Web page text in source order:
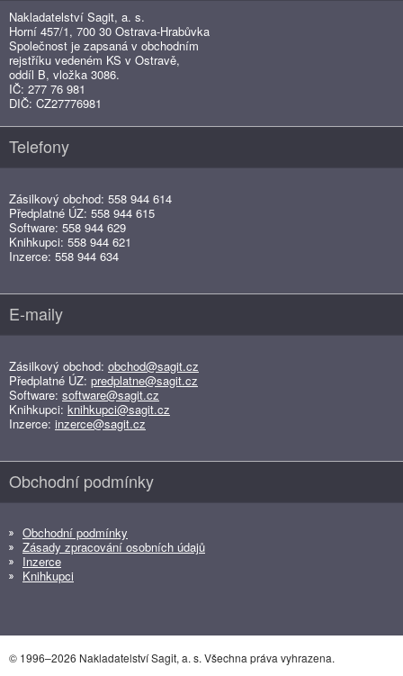
Nakladatelství Sagit, a. s.
Horní 457/1, 700 30 Ostrava-Hrabůvka
Společnost je zapsaná v obchodním
rejstříku vedeném KS v Ostravě,
oddíl B, vložka 3086.
IČ: 277 76 981
DIČ: CZ27776981
Telefony
Zásilkový obchod: 558 944 614
Předplatné ÚZ: 558 944 615
Software: 558 944 629
Knihkupci: 558 944 621
Inzerce: 558 944 634
E-maily
Zásilkový obchod: obchod@sagit.cz
Předplatné ÚZ: predplatne@sagit.cz
Software: software@sagit.cz
Knihkupci: knihkupci@sagit.cz
Inzerce: inzerce@sagit.cz
Obchodní podmínky
Obchodní podmínky
Zásady zpracování osobních údajů
Inzerce
Knihkupci
© 1996–2026 Nakladatelství Sagit, a. s. Všechna práva vyhrazena.